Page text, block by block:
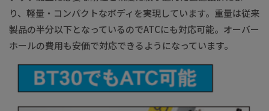
り、軽量・コンパクトなボディを実現しています。重量は従来
製品の半分以下となっているのでATCにも対応可能。オーバー
ホールの費用も安価で対応できるようになっています。